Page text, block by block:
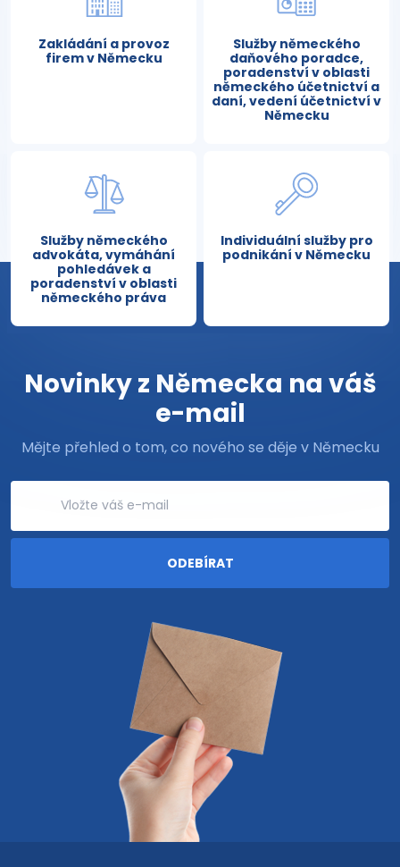
Zakládání a provoz
firem v Německu
Služby německého
daňového poradce,
poradenství v oblasti
německého účetnictví a
daní, vedení účetnictví v
Německu
Služby německého
advokáta, vymáhání
pohledávek a
poradenství v oblasti
německého práva
Individuální služby pro
podnikání v Německu
Novinky z Německa na váš
e-mail
Mějte přehled o tom, co nového se děje v Německu